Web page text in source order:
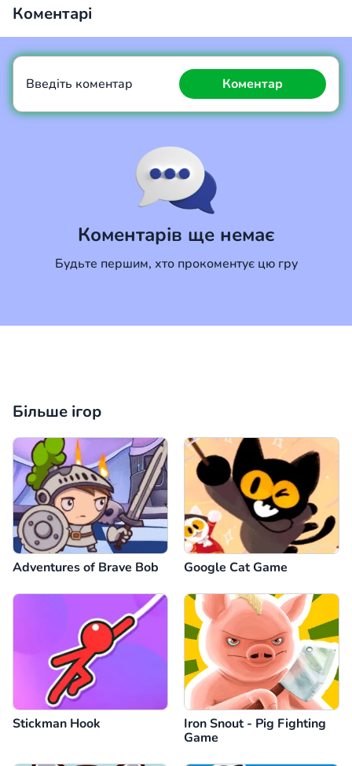
Коментарі
Коментарів ще немає
Будьте першим, хто прокоментує цю гру
Введіть коментар Коментар
Більше ігор
Adventures of Brave Bob Google Cat Game
Stickman Hook
Iron Snout - Pig Fighting
Game